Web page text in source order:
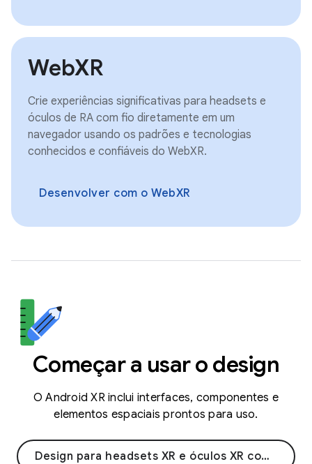
WebXR
Crie experiências significativas para headsets e
óculos de RA com fio diretamente em um
navegador usando os padrões e tecnologias
conhecidos e confiáveis do WebXR.
Desenvolver com o WebXR
Começar a usar o design
O Android XR inclui interfaces, componentes e
elementos espaciais prontos para uso.
Design para headsets XR e óculos XR com fio